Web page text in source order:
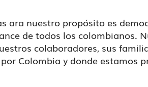
ara nuestro propósito es
de todos los colombianos.
colaboradores, sus
Colombia y donde estamos